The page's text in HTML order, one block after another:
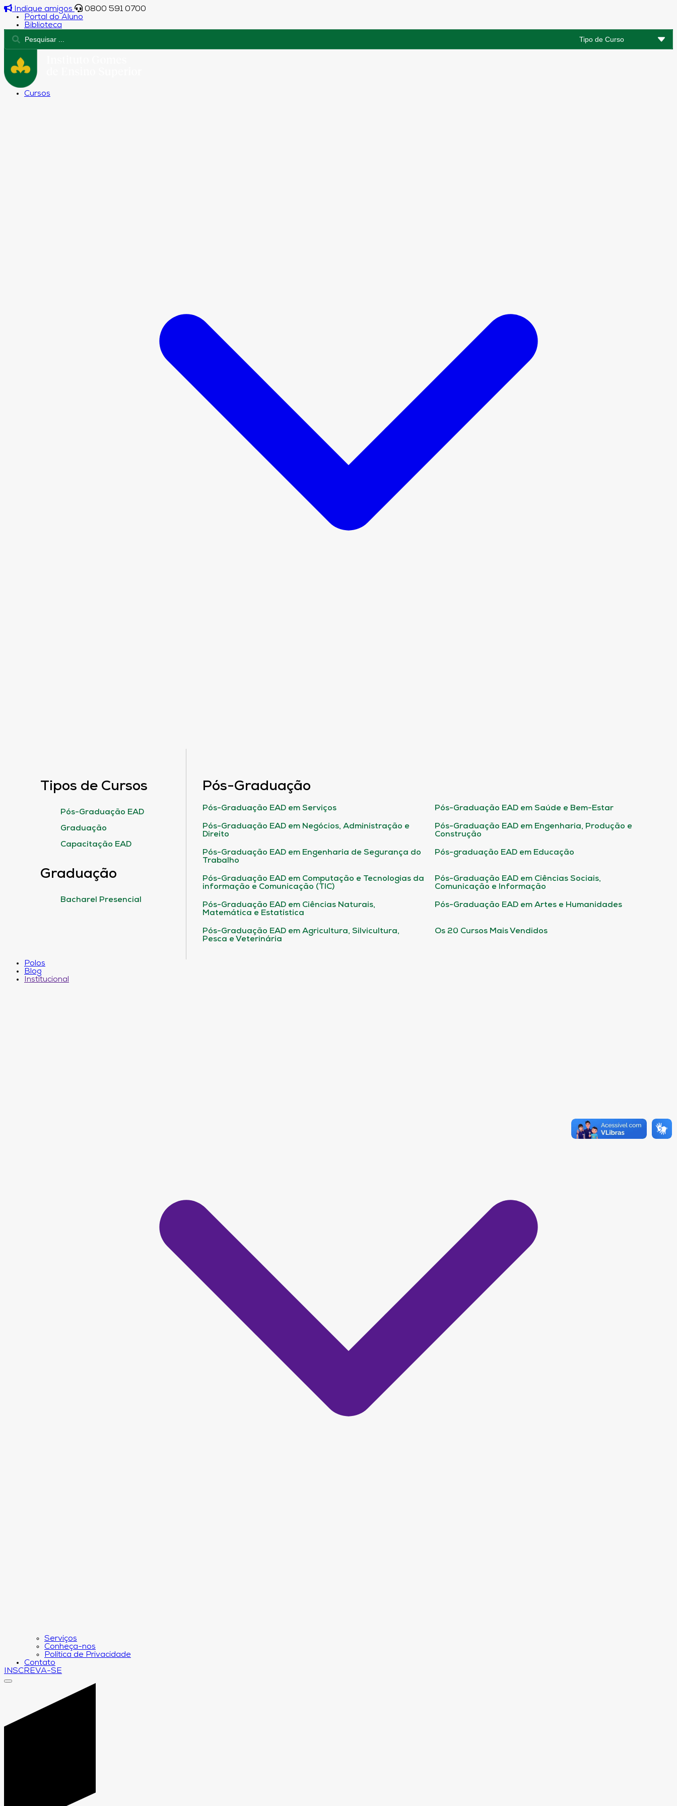
Indique amigos
0800 591 0700
Portal do Aluno
Biblioteca
Cursos
Tipos de Cursos
Pós-Graduação EAD
Graduação
Capacitação EAD
Graduação
Bacharel Presencial
Pós-Graduação
Pós-Graduação EAD em Serviços Pós-Graduação EAD em Saúde e Bem-Estar
Pós-Graduação EAD em Negócios, Administração e
Direito
Pós-Graduação EAD em Engenharia, Produção e
Construção
Pós-Graduação EAD em Engenharia de Segurança do
Trabalho
Pós-graduação EAD em Educação
Pós-Graduação EAD em Computação e Tecnologias da
informação e Comunicação (TIC)
Pós-Graduação EAD em Ciências Sociais,
Comunicação e Informação
Pós-Graduação EAD em Ciências Naturais,
Matemática e Estatística
Pós-Graduação EAD em Artes e Humanidades
Pós-Graduação EAD em Agricultura, Silvicultura,
Pesca e Veterinária
Os 20 Cursos Mais Vendidos
Polos
Blog
Institucional
Serviços
Conheça-nos
Política de Privacidade
Contato
INSCREVA-SE